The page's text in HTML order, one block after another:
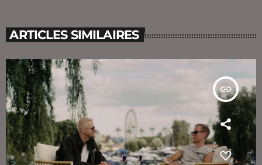
ARTICLES SIMILAIRES
insert_link